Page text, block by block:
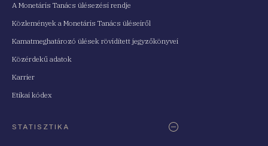
A Monetáris Tanács ülésezési rendje
Közlemények a Monetáris Tanács üléseiről
Kamatmeghatározó ülések rövidített jegyzőkönyvei
Közérdekű adatok
Karrier
Etikai kódex
STATISZTIKA